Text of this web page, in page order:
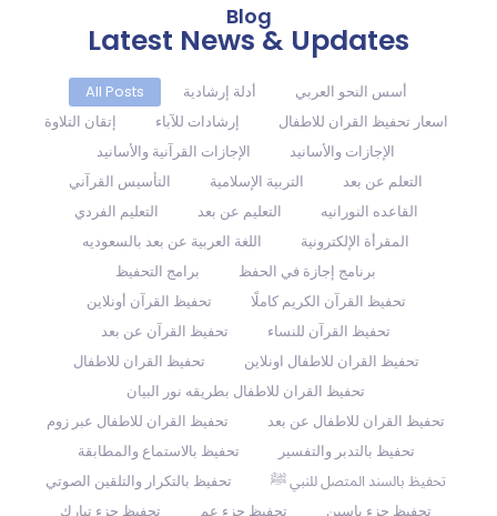
Blog
Latest News & Updates
All Posts أدلة إرشادية
أسس النحو العربي
إتقان التلاوة
إرشادات للآباء
اسعار تحفيظ القران للاطفال
الإجازات القرآنية والأسانيد
الإجازات والأسانيد
التأسيس القرآني
التربية الإسلامية
التعلم عن بعد
التعليم الفردي
التعليم عن بعد
القاعده النورانيه
اللغة العربية عن بعد بالسعوديه
المقرأة الإلكترونية
برامج التحفيظ
برنامج إجازة في الحفظ
تحفيظ القرآن أونلاين
تحفيظ القرآن الكريم كاملًا
تحفيظ القرآن عن بعد
تحفيظ القرآن للنساء
تحفيظ القران للاطفال
تحفيظ القران للاطفال اونلاين
تحفيظ القران للاطفال بطريقه نور البيان
تحفيظ القران للاطفال عبر زوم
تحفيظ القران للاطفال عن بعد
تحفيظ بالاستماع والمطابقة
تحفيظ بالتدبر والتفسير
تحفيظ بالتكرار والتلقين الصوتي
تحفيظ بالسند المتصل للنبي ﷺ
تحفيظ جزء تبارك
تحفيظ جزء عم تحفيظ جزء ياسين